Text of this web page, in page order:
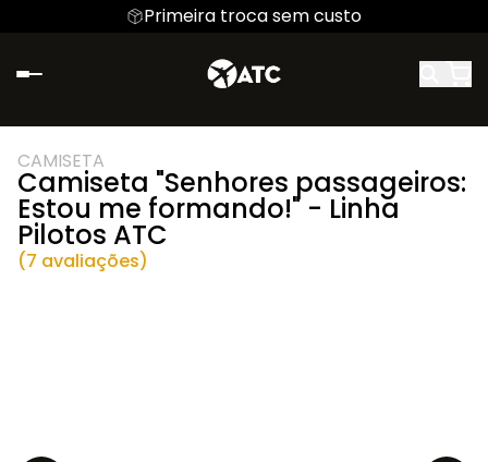
Primeira troca sem custo
CAMISETA
Camiseta "Senhores passageiros:
Estou me formando!" - Linha
Pilotos ATC
(7 avaliações)